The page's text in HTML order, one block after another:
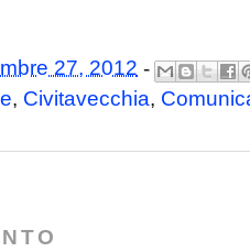
27, 2012 -
, Civitavecchia,